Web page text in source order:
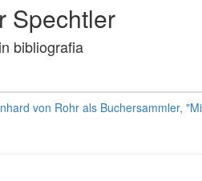
Spechtler
bibliografia
von Rohr als Buchersammler,